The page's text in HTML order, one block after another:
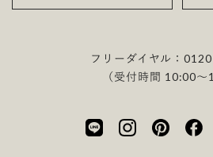
フリーダイヤル：
（受付時間 10:00〜